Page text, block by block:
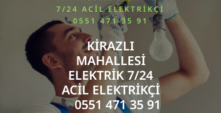
7/24 ACIL ELEKTRIKÇI
0551 471 35 91
KIRAZLI
MAHALLESI
ELEKTRIK 7/24
ACIL ELEKTRIKÇI
0551 471 35 91